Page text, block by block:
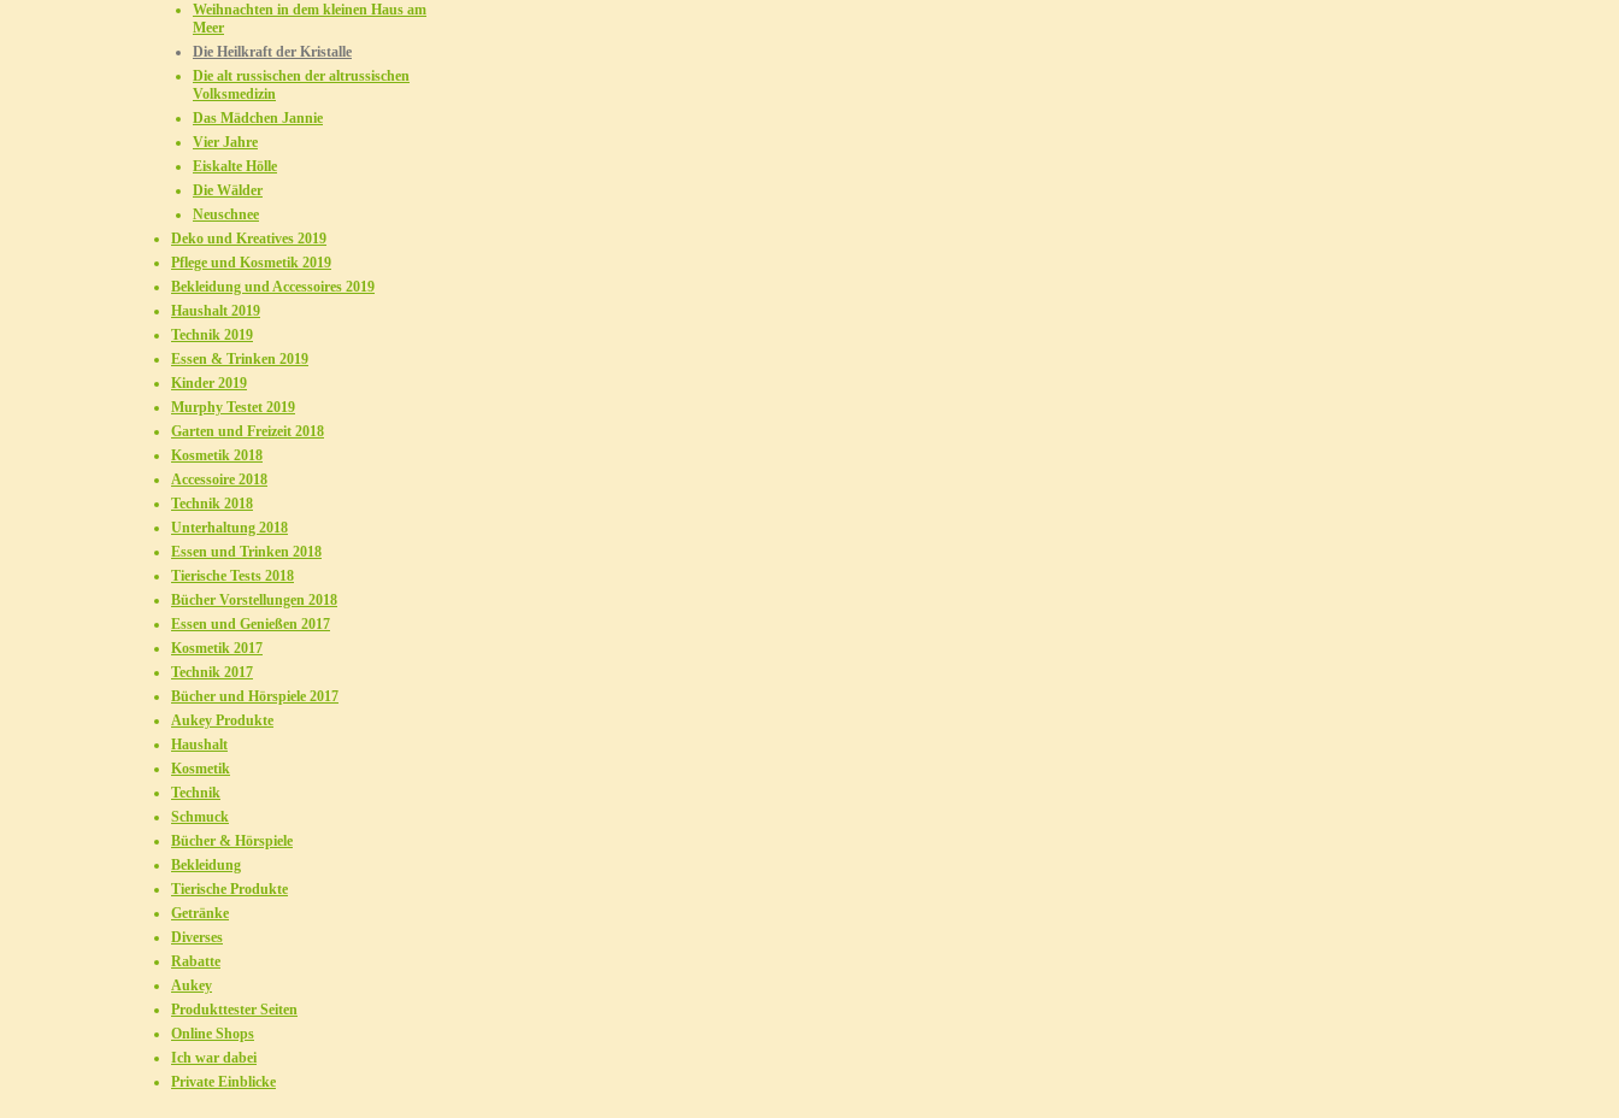
Weihnachten in dem kleinen Haus am
Meer
Die Heilkraft der Kristalle
Die alt russischen der altrussischen
Volksmedizin
Das Mädchen Jannie
Vier Jahre
Eiskalte Hölle
Die Wälder
Neuschnee
Deko und Kreatives 2019
Pflege und Kosmetik 2019
Bekleidung und Accessoires 2019
Haushalt 2019
Technik 2019
Essen & Trinken 2019
Kinder 2019
Murphy Testet 2019
Garten und Freizeit 2018
Kosmetik 2018
Accessoire 2018
Technik 2018
Unterhaltung 2018
Essen und Trinken 2018
Tierische Tests 2018
Bücher Vorstellungen 2018
Essen und Genießen 2017
Kosmetik 2017
Technik 2017
Bücher und Hörspiele 2017
Aukey Produkte
Haushalt
Kosmetik
Technik
Schmuck
Bücher & Hörspiele
Bekleidung
Tierische Produkte
Getränke
Diverses
Rabatte
Aukey
Produkttester Seiten
Online Shops
Ich war dabei
Private Einblicke